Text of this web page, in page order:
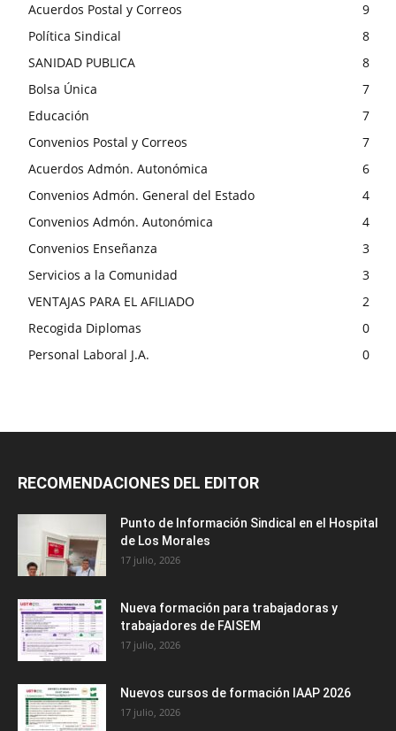
Acuerdos Postal y Correos
9
Política Sindical
8
SANIDAD PUBLICA
8
Bolsa Única
7
Educación
7
Convenios Postal y Correos
7
Acuerdos Admón. Autonómica
6
Convenios Admón. General del Estado
4
Convenios Admón. Autonómica
4
Convenios Enseñanza
3
Servicios a la Comunidad
3
VENTAJAS PARA EL AFILIADO
2
Recogida Diplomas
0
Personal Laboral J.A.
0
RECOMENDACIONES DEL EDITOR
Punto de Información Sindical en el Hospital
de Los Morales
17 julio, 2026
Nueva formación para trabajadoras y
trabajadores de FAISEM
17 julio, 2026
Nuevos cursos de formación IAAP 2026
17 julio, 2026